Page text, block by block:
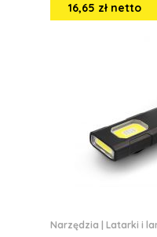
16,65 zł netto
Narzędzia Latarki i